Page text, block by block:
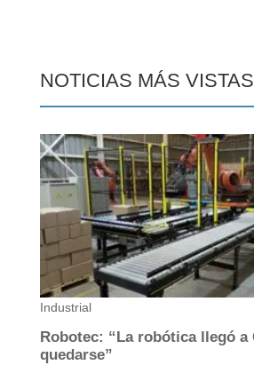
NOTICIAS MÁS VISTAS